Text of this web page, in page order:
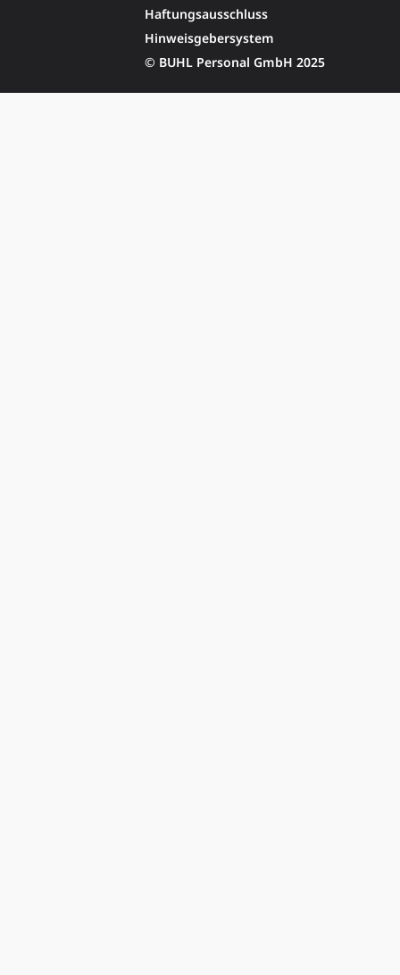
Haftungsausschluss
Hinweisgebersystem
© BUHL Personal GmbH 2025